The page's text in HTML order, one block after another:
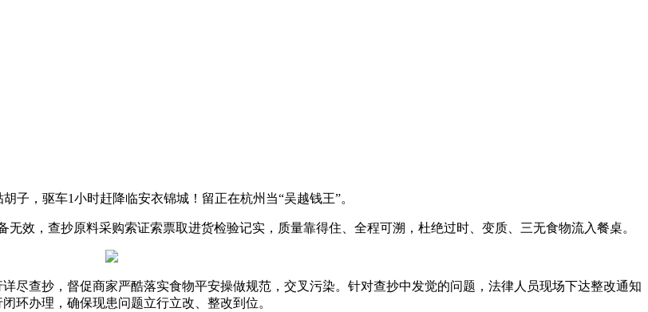
，驱车1小时赶降临安衣锦城！留正在杭州当“吴越钱王”。
，查抄原料采购索证索票取进货检验记实，质量靠得住、全程可溯，杜绝过时、变质、三无食物流入餐桌。
查抄，督促商家严酷落实食物平安操做规范，交叉污染。针对查抄中发觉的问题，法律人员现场下达整改通知
环办理，确保现患问题立行立改、整改到位。